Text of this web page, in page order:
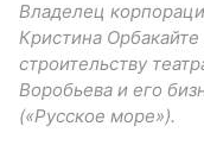
Владелец
Кристина
строительству
Воробьева и его
(«Русское море»).